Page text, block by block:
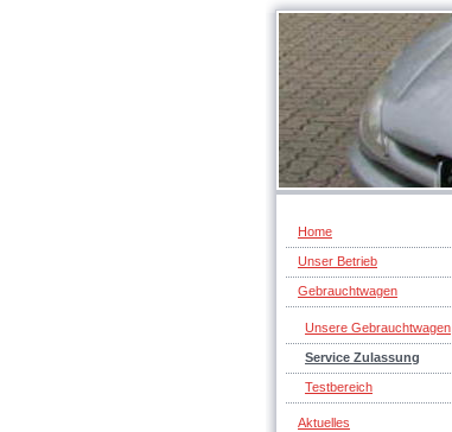
Home
Unser Betrieb
Gebrauchtwagen
Unsere Gebrauchtwagen
Service Zulassung
Testbereich
Aktuelles